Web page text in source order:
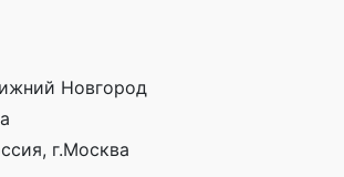
Новгород
г.Москва